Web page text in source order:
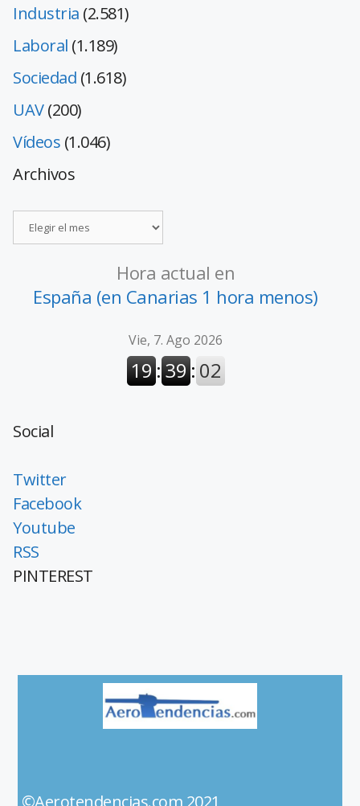
Industria (2.581)
Laboral (1.189)
Sociedad (1.618)
UAV(200)
Vídeos (1.046)
Archivos
Hora actual en
España (en Canarias 1 hora menos)
Social
Twitter
Facebook
Youtube
RSS
PINTEREST
©Aerotendencias.com 2021